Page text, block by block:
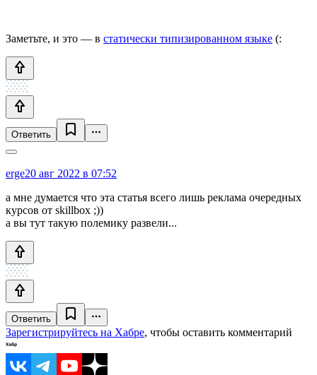
Заметьте, и это — в статически типизированном языке (:
Ответить
erge20 авг 2022 в 07:52
а мне думается что эта статья всего лишь реклама очередных
курсов от skillbox ;))
а вы тут такую полемику развели...
Ответить
Зарегистрируйтесь на Хабре, чтобы оставить комментарий